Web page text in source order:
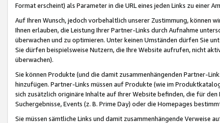
Format erscheint) als Parameter in die URL eines jeden Links zu einer
Auf Ihren Wunsch, jedoch vorbehaltlich unserer Zustimmung, können
Ihnen erlauben, die Leistung Ihrer Partner-Links durch Aufnahme
überwachen und zu optimieren. Unter keinen Umständen dürfen Sie
Sie dürfen beispielsweise Nutzern, die Ihre Website aufrufen, nicht
überwachen).
Sie können Produkte (und die damit zusammenhängenden Partner-
hinzufügen. Partner-Links müssen auf Produkte (wie im
sich zusätzlich originäre Inhalte auf Ihrer Website befinden, die für
Suchergebnisse, Events (z. B. Prime Day) oder die Homepages
Sie müssen sämtliche Links und damit zusammenhängende